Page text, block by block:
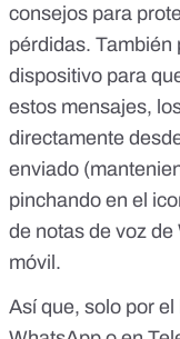
consejos para
pérdidas. También
dispositivo para
estos mensajes,
directamente
enviado
pinchando en el
de notas de voz
móvil.
Así que, solo por